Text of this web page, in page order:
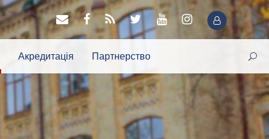
Акредитація Партнерство